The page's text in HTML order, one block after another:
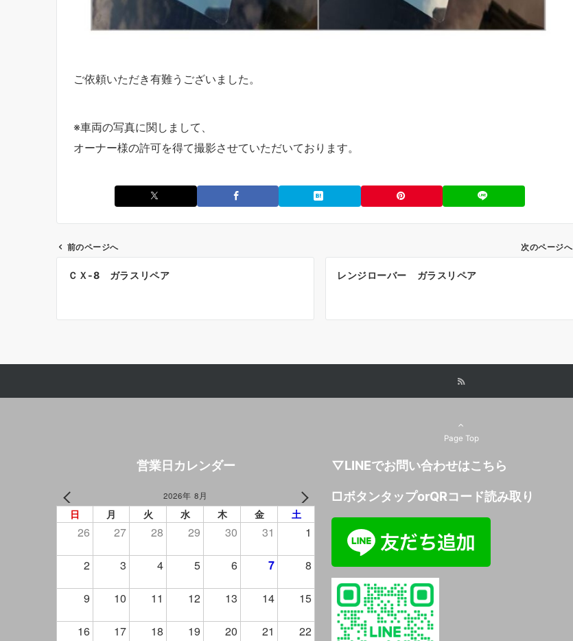
ご依頼いただき有難うございました。
※車両の写真に関しまして、
オーナー様の許可を得て撮影させていただいております。
シ
ン
前のページへ
ＣＸ-8 ガラスリペア
次のページへ
レンジローバー ガラスリペア
Page Top
営業日カレンダー
2026年 8月
日 月 火 水 木 金 土
26 27 28 29 30 31 1
2 3 4 5 6 7 8
9 10 11 12 13 14 15
16 17 18 19 20 21 22
▽LINEでお問い合わせはこちら
□ボタンタップorQRコード読み取り